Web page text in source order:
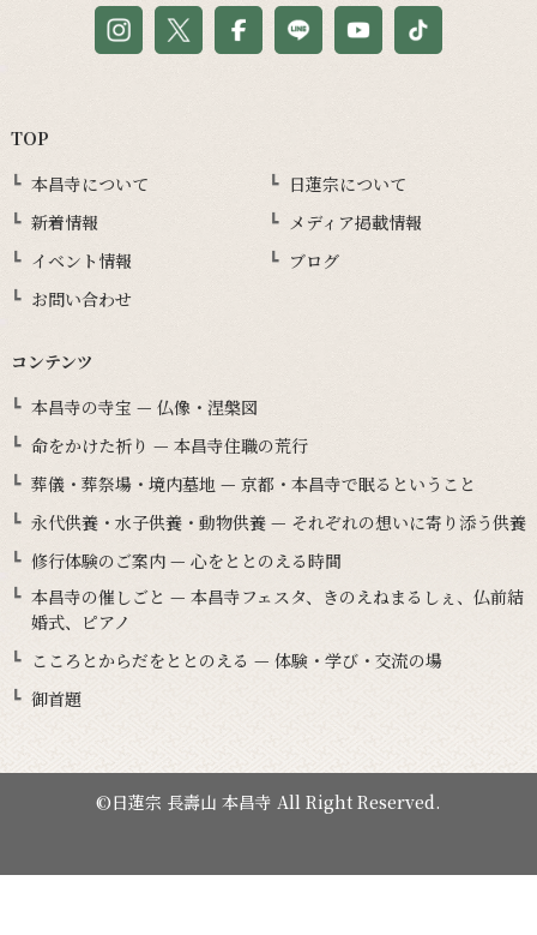
TOP
本昌寺について
日蓮宗について
新着情報
メディア掲載情報
イベント情報
ブログ
お問い合わせ
コンテンツ
本昌寺の寺宝 — 仏像・涅槃図
命をかけた祈り — 本昌寺住職の荒行
葬儀・葬祭場・境内墓地 — 京都・本昌寺で眠るということ
永代供養・水子供養・動物供養 — それぞれの想いに寄り添う供養
修行体験のご案内 — 心をととのえる時間
本昌寺の催しごと — 本昌寺フェスタ、きのえねまるしぇ、仏前結
婚式、ピアノ
こころとからだをととのえる — 体験・学び・交流の場
御首題
©日蓮宗 長壽山 本昌寺 All Right Reserved.